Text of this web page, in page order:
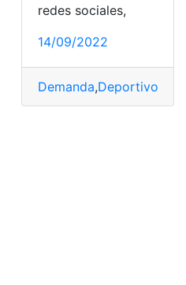
carro,carro eléctrico,Carros
redes sociales,
14/09/2022
Demanda,Deportivo